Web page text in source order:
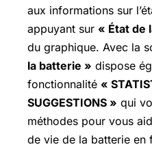
aux informations sur
appuyant sur « État de
du graphique. Avec la
la batterie » dispose
fonctionnalité «
SUGGESTIONS » qui
méthodes pour vous
de vie de la batterie en